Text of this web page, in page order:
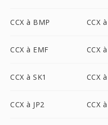
CCX à BMP CCX
CCX à EMF CCX
CCX à SK1 CCX
CCX à JP2 CCX